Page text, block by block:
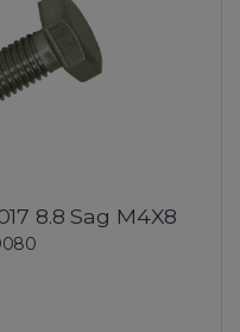
8.8 Sag M4X8